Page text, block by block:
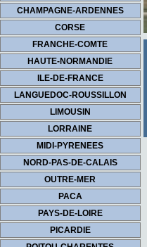
CHAMPAGNE-ARDENNES
CORSE
FRANCHE-COMTE
HAUTE-NORMANDIE
ILE-DE-FRANCE
LANGUEDOC-ROUSSILLON
LIMOUSIN
LORRAINE
MIDI-PYRENEES
NORD-PAS-DE-CALAIS
OUTRE-MER
PACA
PAYS-DE-LOIRE
PICARDIE